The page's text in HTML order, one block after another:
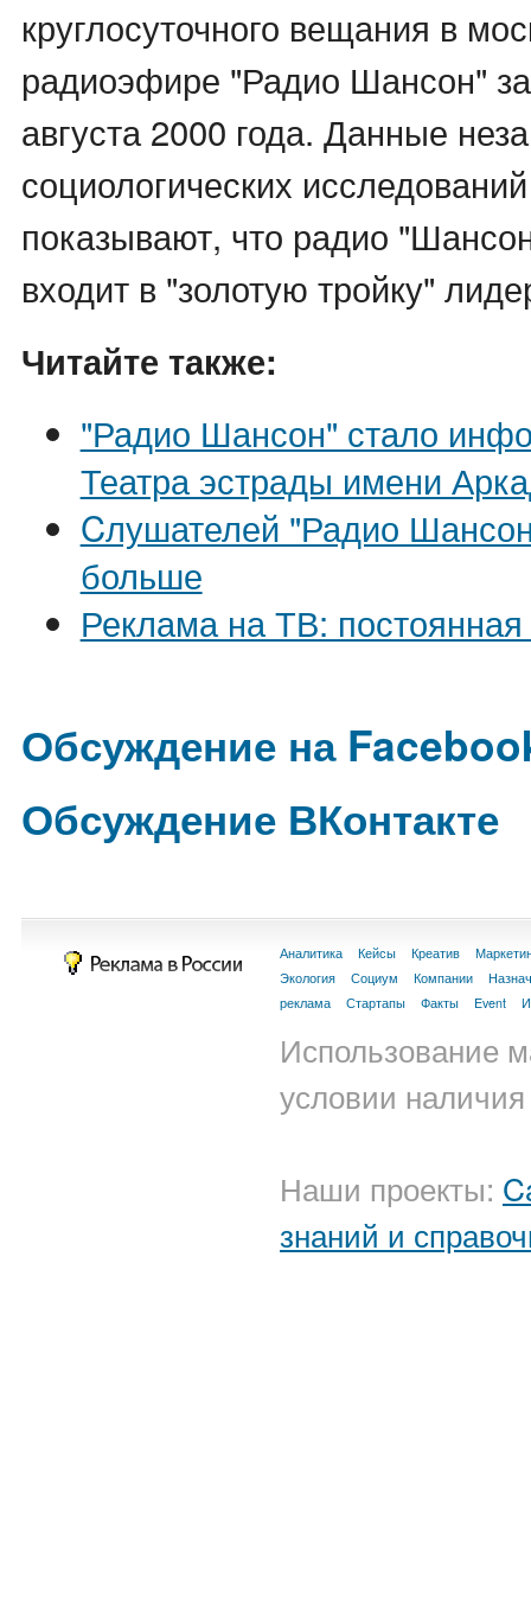
круглосуточного вещания в
радиоэфире "Радио Шансон"
августа 2000 года. Данные
социологических
показывают, что радио
входит в "золотую тройку"
Читайте также:
"Радио Шансон" стало
Театра эстрады имени
Cлушателей "Радио
больше
Реклама на ТВ: постоянная
Обсуждение на
Обсуждение ВКонтакте
Аналитика Кейсы Креатив
Экология
Социум Компании
реклама
Стартапы Факты Event
Использование
условии
Наши проекты:
знаний и